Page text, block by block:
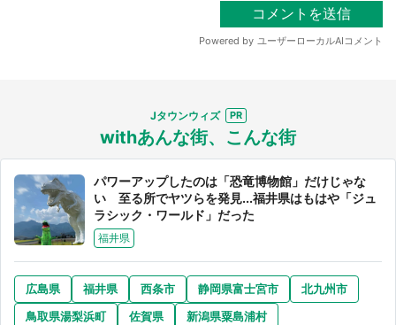
Jタウンウィズ
withあんな街、こんな街
パワーアップしたのは「恐竜博物館」だけじゃな
い 至る所でヤツらを発見...福井県はもはや「ジュ
ラシック・ワールド」だった
福井県
広島県 福井県 西条市 静岡県富士宮市
北九州市
鳥取県湯梨浜町
佐賀県 新潟県粟島浦村